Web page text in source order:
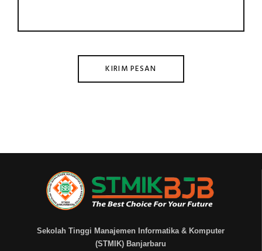
KIRIM PESAN
Sekolah Tinggi Manajemen Informatika & Komputer
(STMIK) Banjarbaru